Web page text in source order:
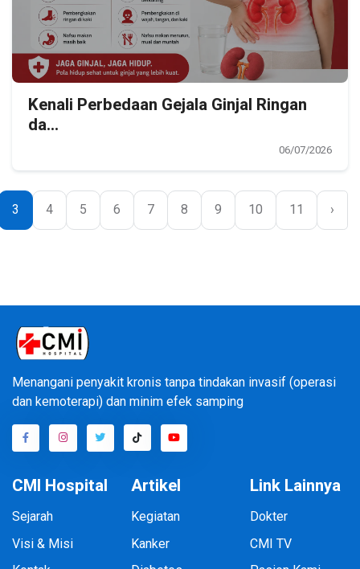
Kenali Perbedaan Gejala Ginjal Ringan
da...
06/07/2026
3 4 5 6 7 8 9 10 11 ›
Menangani penyakit kronis tanpa tindakan invasif (operasi
dan kemoterapi) dan minim efek samping
CMI Hospital
Sejarah
Visi & Misi
Artikel
Kegiatan
Kanker
Link Lainnya
Dokter
CMI TV